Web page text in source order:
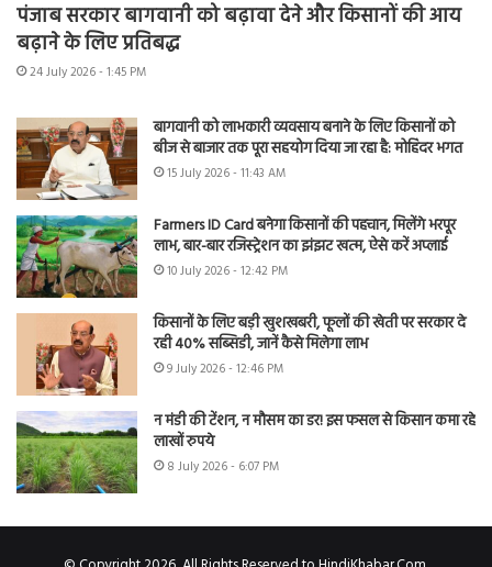
पंजाब सरकार बागवानी को बढ़ावा देने और किसानों की आय
बढ़ाने के लिए प्रतिबद्ध
24 July 2026 - 1:45 PM
बागवानी को लाभकारी व्यवसाय बनाने के लिए किसानों को
बीज से बाजार तक पूरा सहयोग दिया जा रहा है: मोहिंदर भगत
15 July 2026 - 11:43 AM
Farmers ID Card बनेगा किसानों की पहचान, मिलेंगे भरपूर
लाभ, बार-बार रजिस्ट्रेशन का झंझट खत्म, ऐसे करें अप्लाई
10 July 2026 - 12:42 PM
किसानों के लिए बड़ी खुशखबरी, फूलों की खेती पर सरकार दे
रही 40% सब्सिडी, जानें कैसे मिलेगा लाभ
9 July 2026 - 12:46 PM
न मंडी की टेंशन, न मौसम का डर! इस फसल से किसान कमा रहे
लाखों रुपये
8 July 2026 - 6:07 PM